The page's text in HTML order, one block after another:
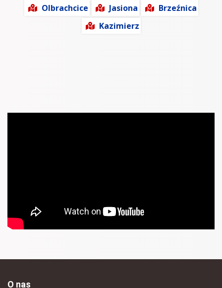
Olbrachcice
Jasiona
Brzeźnica
Kazimierz
O nas